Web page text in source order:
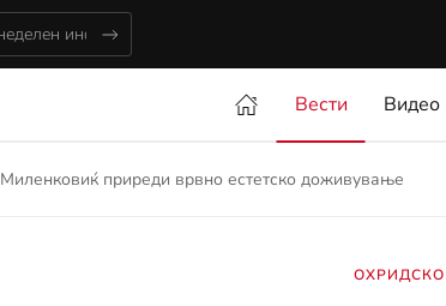
Вести Видео
Миленковиќ приреди врвно естетско доживување
ОХРИДСКО